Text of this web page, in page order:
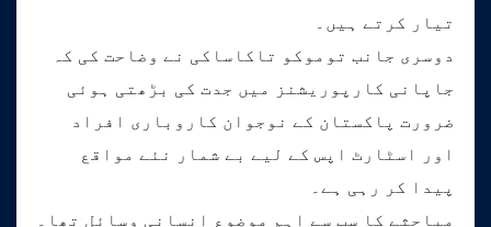
تیار کرتے ہیں۔
دوسری جانب توموکو تاکاساکی نے وضاحت کی کہ
جاپانی کارپوریشنز میں جدت کی بڑھتی ہوئی
ضرورت پاکستان کے نوجوان کاروباری افراد
اور اسٹارٹ اپس کے لیے بے شمار نئے مواقع
پیدا کر رہی ہے۔
مباحثے کا سب سے اہم موضوع انسانی وسائل تھا۔